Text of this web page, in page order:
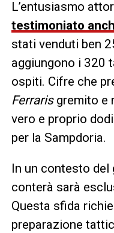
L’entusiasmo
testimoniato
stati venduti ben
aggiungono i 320
ospiti. Cifre che
Ferrarisgremito e
vero e proprio
per la Sampdoria.
In un contesto del
conterà sarà
Questa sfida
preparazione